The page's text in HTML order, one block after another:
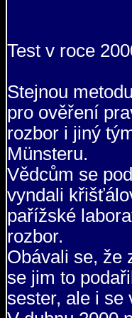
Test v roce
Stejnou
pro ověření
rozbor i jiný
Münsteru.
Vědcům se
vyndali
pařížské
rozbor.
Obávali se, že
se jim to
sester, ale i se